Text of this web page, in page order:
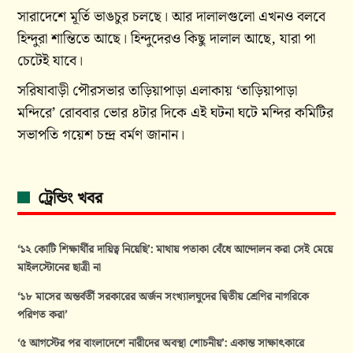
সারাদেশে মূর্তি ভাঙচুর চলছে। আর দালালগুলো এখনও বলবে
হিন্দুরা শান্তিতে আছে।‌ হিন্দুদেরও কিছু দালাল আছে, যারা পা
চেটেই যাবে।
সরিষাবাড়ী পৌরসভার তাড়িয়াপাড়া এলাকায় ‘তাড়িয়াপাড়া
মন্দিরে’ রোববার ভোর ৪টার দিকে এই ঘটনা ঘটে মন্দির কমিটির
সভাপতি গয়েশ চন্দ্র বর্মণ জানান।
ট্রেন্ডিং খবর
‘১২ কোটি শিক্ষার্থীর দায়িত্ব নিয়েছি’: মাথায় পতাকা বেঁধে আন্দোলন করা সেই মেয়ে
মাইলস্টোনের ছাত্রী না
‘১৮ মাসের অন্তর্বর্তী সরকারের অর্জন সংখ্যালঘুদের দ্বিতীয় শ্রেণির নাগরিকে
পরিণত করা’
‘৫ আগস্টের পর বাংলাদেশে নারীদের অবস্থা শোচনীয়’: একান্ত সাক্ষাৎকারে